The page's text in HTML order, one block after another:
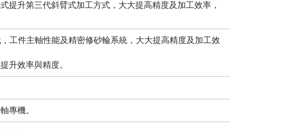
提升第三代斜臂式加工方式，大大提高精度及加工效率，
工件主軸性能及精密修砂輪系統，大大提高精度及加工效
升效率與精度。
專機。